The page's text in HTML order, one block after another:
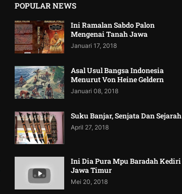
POPULAR NEWS
Ini Ramalan Sabdo Palon
Mengenai Tanah Jawa
Januari 17, 2018
Asal Usul Bangsa Indonesia
Menurut Von Heine Geldern
Januari 08, 2018
Suku Banjar, Senjata Dan Sejarah
April 27, 2018
Ini Dia Pura Mpu Baradah Kediri
Jawa Timur
Mei 20, 2018